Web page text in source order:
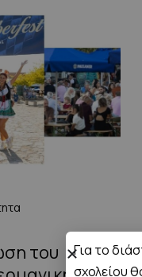
του
Για το
σχολείου